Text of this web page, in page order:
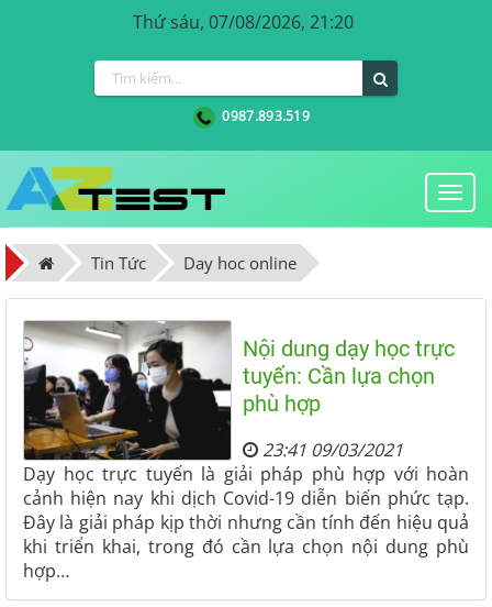
Thứ sáu, 07/08/2026, 21:20
0987.893.519
Tin Tức Day hoc online
Nội dung dạy học trực
tuyến: Cần lựa chọn
phù hợp
23:41 09/03/2021
Dạy học trực tuyến là giải pháp phù hợp với hoàn
cảnh hiện nay khi dịch Covid-19 diễn biến phức tạp.
Đây là giải pháp kịp thời nhưng cần tính đến hiệu quả
khi triển khai, trong đó cần lựa chọn nội dung phù
hợp…